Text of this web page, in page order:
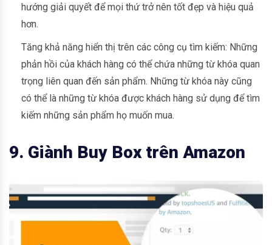
hướng giải quyết để mọi thứ trở nên tốt đẹp và hiệu quả
hơn.
Tăng khả năng hiển thị trên các công cụ tìm kiếm: Những
phản hồi của khách hàng có thể chứa những từ khóa quan
trọng liên quan đến sản phẩm. Những từ khóa này cũng
có thể là những từ khóa được khách hàng sử dụng để tìm
kiếm những sản phẩm họ muốn mua.
9. Giành Buy Box trên Amazon